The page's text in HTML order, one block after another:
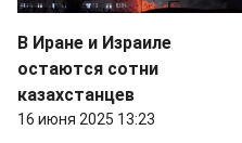
В Иране и Израиле
остаются сотни
казахстанцев
16 июня 2025 13:23